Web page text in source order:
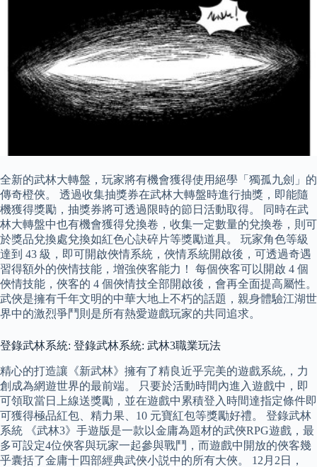
全新的武林大轉盤，玩家將有機會獲得使用絕學「獨孤九劍」的
傳奇橙俠。 透過收集抽獎券在武林大轉盤時進行抽獎，即能隨
機獲得獎勵，抽獎券將可透過限時的節日活動取得。 同時在武
林大轉盤中也有機會獲得兌換卷，收集一定數量的兌換卷，則可
於獎品兌換處兌換如紅色心訣碎片等獎勵道具。 玩家角色等級
達到 43 級，即可開啟俠情系統，俠情系統開啟後，可透過奇遇
習得額外的俠情技能，增強俠客能力！ 每個俠客可以開啟 4 個
俠情技能，俠客的 4 個俠情技全部開啟後，會再全面提高屬性。
武俠是擁有千年文明的中華大地上不朽的話題，親身體驗江湖世
界中的激烈爭鬥則是所有熱愛遊戲玩家的共同追求。
登錄武林系統: 登錄武林系統: 武林3職業玩法
精心的打造讓《新武林》擁有了精良近乎完美的遊戲系統,，力
創成為網遊世界的最前端。 只要於活動時間內進入遊戲中，即
可領取當日上線送獎勵，並在遊戲中累積登入時間達指定條件即
可獲得極品紅包、精力果、10 元寶紅包等獎勵好禮。 登錄武林
系統 《武林3》手遊版是一款以金庸為題材的武俠RPG遊戲，最
多可設定4位俠客與玩家一起參與戰鬥，而遊戲中開放的俠客幾
乎囊括了金庸十四部經典武俠小説中的所有大俠。 12月2日，